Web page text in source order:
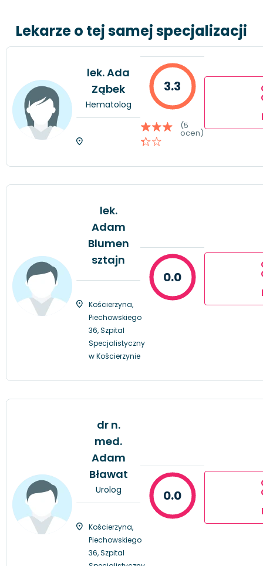
Lekarze o tej samej specjalizacji
lek. Ada
Ząbek
Hematolog
3.3
(5
ocen)
lek.
Adam
Blumen
sztajn
Kościerzyna,
Piechowskiego
36, Szpital
Specjalistyczny
w Kościerzynie
0.0
dr n.
med.
Adam
Bławat
Urolog
Kościerzyna,
Piechowskiego
36, Szpital
0.0